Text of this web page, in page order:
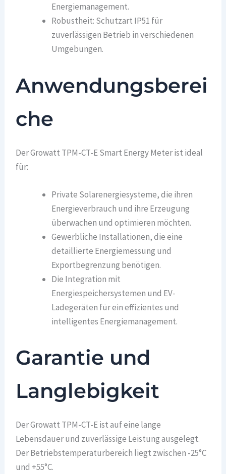
Energiemanagement.
Robustheit: Schutzart IP51 für
zuverlässigen Betrieb in verschiedenen
Umgebungen.
Anwendungsberei
che
Der Growatt TPM-CT-E Smart Energy Meter ist ideal
für:
Private Solarenergiesysteme, die ihren
Energieverbrauch und ihre Erzeugung
überwachen und optimieren möchten.
Gewerbliche Installationen, die eine
detaillierte Energiemessung und
Exportbegrenzung benötigen.
Die Integration mit
Energiespeichersystemen und EV-
Ladegeräten für ein effizientes und
intelligentes Energiemanagement.
Garantie und
Langlebigkeit
Der Growatt TPM-CT-E ist auf eine lange
Lebensdauer und zuverlässige Leistung ausgelegt.
Der Betriebstemperaturbereich liegt zwischen -25°C
und +55°C.